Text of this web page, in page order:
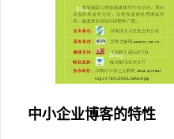
中小企业博客的特性